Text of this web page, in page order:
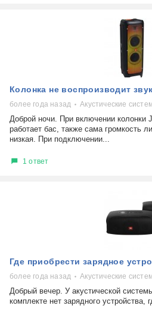
Колонка не воспроизводит
более года назад Акустические
Доброй ночи. При включении колонки
работает бас, также сама громкость
низкая. При подключении...
1 ответ
Где приобрести зарядное
более года назад Акустические
Добрый вечер. У акустической
комплекте нет зарядного устройства,